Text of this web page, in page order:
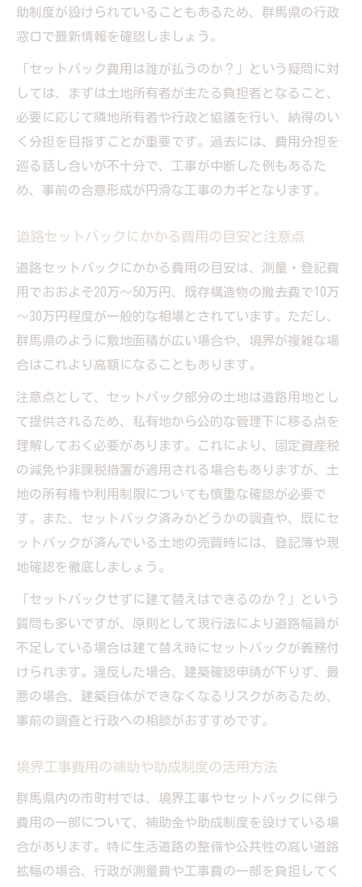
助制度が設けられていることもあるため、群馬県の行政
窓口で最新情報を確認しましょう。
「セットバック費用は誰が払うのか？」という疑問に対
しては、まずは土地所有者が主たる負担者となること、
必要に応じて隣地所有者や行政と協議を行い、納得のい
く分担を目指すことが重要です。過去には、費用分担を
巡る話し合いが不十分で、工事が中断した例もあるた
め、事前の合意形成が円滑な工事のカギとなります。
道路セットバックにかかる費用の目安と注意点
道路セットバックにかかる費用の目安は、測量・登記費
用でおおよそ20万～50万円、既存構造物の撤去費で10万
～30万円程度が一般的な相場とされています。ただし、
群馬県のように敷地面積が広い場合や、境界が複雑な場
合はこれより高額になることもあります。
注意点として、セットバック部分の土地は道路用地とし
て提供されるため、私有地から公的な管理下に移る点を
理解しておく必要があります。これにより、固定資産税
の減免や非課税措置が適用される場合もありますが、土
地の所有権や利用制限についても慎重な確認が必要で
す。また、セットバック済みかどうかの調査や、既にセ
ットバックが済んでいる土地の売買時には、登記簿や現
地確認を徹底しましょう。
「セットバックせずに建て替えはできるのか？」という
質問も多いですが、原則として現行法により道路幅員が
不足している場合は建て替え時にセットバックが義務付
けられます。違反した場合、建築確認申請が下りず、最
悪の場合、建築自体ができなくなるリスクがあるため、
事前の調査と行政への相談がおすすめです。
境界工事費用の補助や助成制度の活用方法
群馬県内の市町村では、境界工事やセットバックに伴う
費用の一部について、補助金や助成制度を設けている場
合があります。特に生活道路の整備や公共性の高い道路
拡幅の場合、行政が測量費や工事費の一部を負担してく